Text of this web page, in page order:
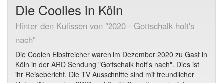
Die Coolies in Köln
Hinter den Kulissen von "2020 - Gottschalk holt's
nach"
Die Coolen Elbstreicher waren im Dezember 2020 zu Gast in
Köln in der ARD Sendung "Gottschalk holt's nach". Dies ist
ihr Reisebericht. Die TV Ausschnitte sind mit freundlicher